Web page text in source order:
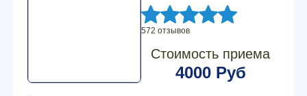
572 отзывов
Стоимость приема
4000 Руб